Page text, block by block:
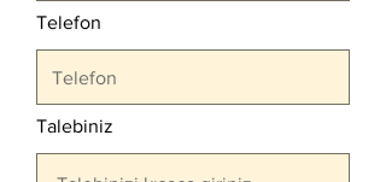
Telefon
Talebiniz